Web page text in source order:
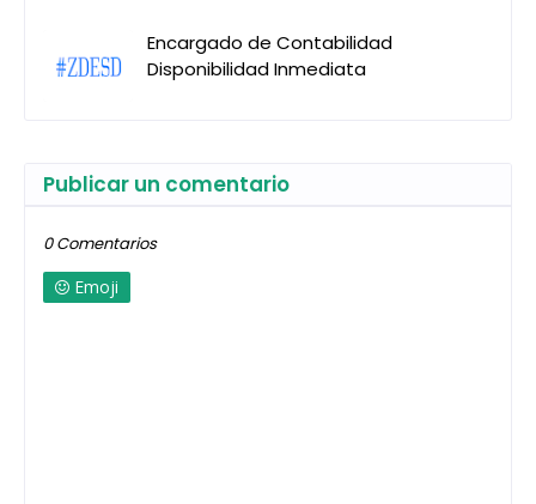
Encargado de Contabilidad
Disponibilidad Inmediata
Publicar un comentario
0 Comentarios
Emoji